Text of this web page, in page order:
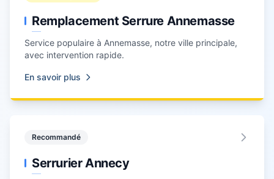
Remplacement Serrure Annemasse
Service populaire à Annemasse, notre ville principale,
avec intervention rapide.
En savoir plus
Recommandé
Serrurier Annecy